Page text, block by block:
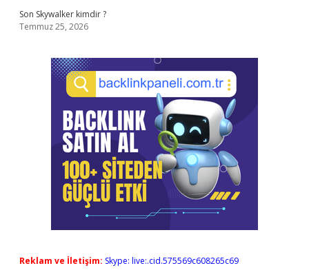
Son Skywalker kimdir ?
Temmuz 25, 2026
Reklam ve İletişim: Skype: live:.cid.575569c608265c69